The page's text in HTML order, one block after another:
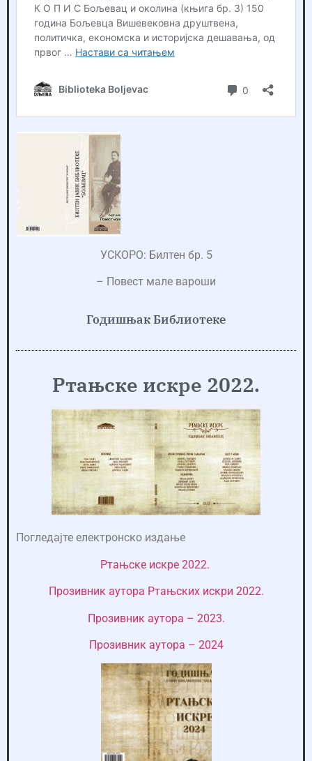
УСКОРО: Билтен бр. 5
– Повест мале вароши
Годишњак Библиотеке
Ртањске искре 2022.
Погледајте електронско издање
Ртањске искре 2022.
Прозивник аутора Ртањских искри 2022.
Прозивник аутора – 2023.
Прозивник аутора – 2024